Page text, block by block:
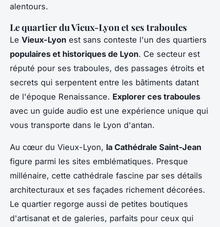
alentours.
Le quartier du Vieux-Lyon et ses traboules
Le Vieux-Lyon est sans conteste l'un des quartiers
populaires et historiques de Lyon. Ce secteur est
réputé pour ses traboules, des passages étroits et
secrets qui serpentent entre les bâtiments datant
de l'époque Renaissance. Explorer ces traboules
avec un guide audio est une expérience unique qui
vous transporte dans le Lyon d'antan.
Au cœur du Vieux-Lyon, la Cathédrale Saint-Jean
figure parmi les sites emblématiques. Presque
millénaire, cette cathédrale fascine par ses détails
architecturaux et ses façades richement décorées.
Le quartier regorge aussi de petites boutiques
d'artisanat et de galeries, parfaits pour ceux qui